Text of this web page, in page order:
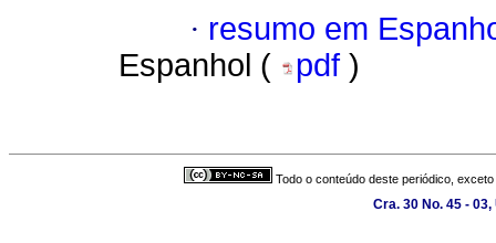
· resumo em
Espanhol (
pdf )
Todo o conteúdo deste periódico,
Cra. 30 No. 45 -